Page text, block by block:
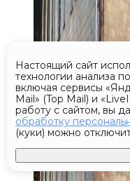
Настоящий сайт
технологии анализа
включая сервисы
Mail» (Top Mail) и
работу с сайтом, вы
обработку
(куки) можно